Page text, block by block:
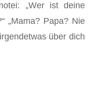
„Wer ist deine
„Mama? Papa? Nie
über dich